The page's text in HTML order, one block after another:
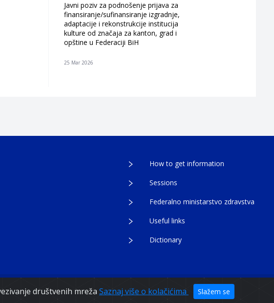
društvenih mreža Saznaj više o kolačićima Slažem se
Javni poziv za podnošenje prijava za
finansiranje/sufinansiranje izgradnje,
adaptacije i rekonstrukcije institucija
kulture od značaja za kanton, grad i
opštine u Federaciji BiH
25 Mar 2026
How to get information
Sessions
Federalno ministarstvo zdravstva
Useful links
Dictionary
and Herzegovina